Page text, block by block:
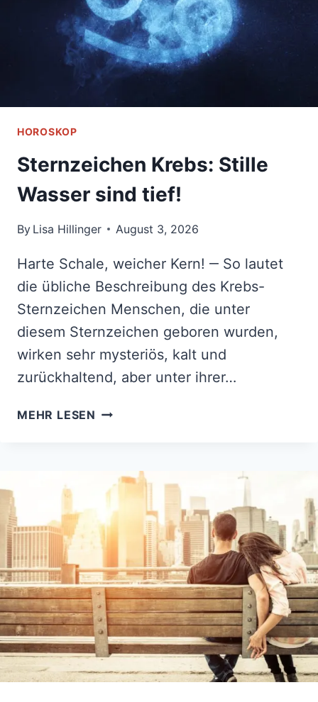
EIN
ECHTER
MANN
BIETEN
KANN
HOROSKOP
Sternzeichen Krebs: Stille
Wasser sind tief!
By Lisa Hillinger August 3, 2026
Harte Schale, weicher Kern! ‒ So lautet
die übliche Beschreibung des Krebs-
Sternzeichen Menschen, die unter
diesem Sternzeichen geboren wurden,
wirken sehr mysteriös, kalt und
zurückhaltend, aber unter ihrer…
MEHR LESEN STERNZEICHEN
SIND
TIEF!